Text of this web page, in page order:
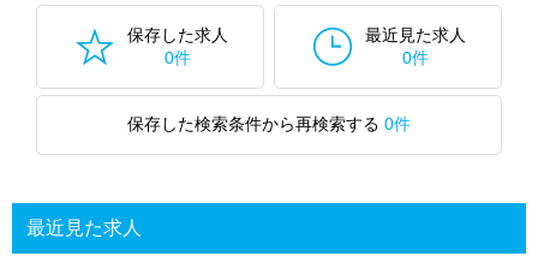
保存した求人
0件
最近見た求人
0件
保存した検索条件から再検索する 0件
最近見た求人